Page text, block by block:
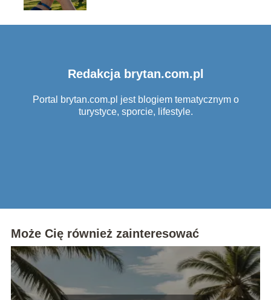
Redakcja brytan.com.pl
Portal brytan.com.pl jest blogiem tematycznym o
turystyce, sporcie, lifestyle.
Może Cię również zainteresować